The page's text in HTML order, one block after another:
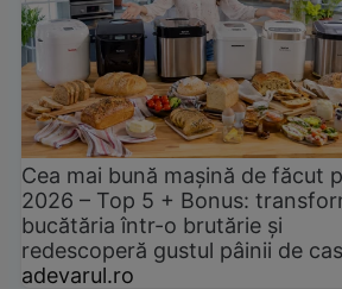
Cea mai bună mașină de făcut
2026 – Top 5 + Bonus:
bucătăria într-o brutărie și
redescoperă gustul pâinii de
adevarul.ro